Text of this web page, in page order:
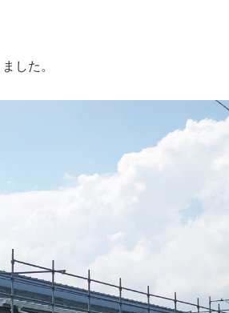
した。